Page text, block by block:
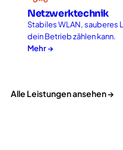
Netzwerktechnik
Stabiles WLAN, sauberes
dein Betrieb zählen kann.
Mehr →
Alle Leistungen ansehen →